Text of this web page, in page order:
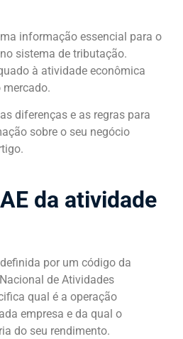
informação essencial para o
sistema de tributação.
à atividade econômica
mercado.
diferenças e as regras para
sobre o seu negócio
da atividade
por um código da
de Atividades
qual é a operação
empresa e da qual o
do seu rendimento.